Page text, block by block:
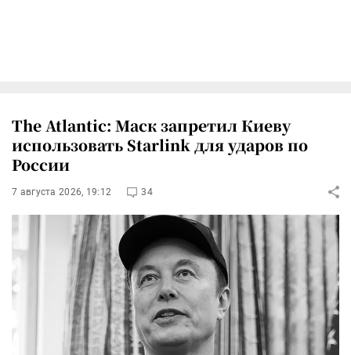
The Atlantic: Маск запретил Киеву
использовать Starlink для ударов по
России
7 августа 2026, 19:12 34